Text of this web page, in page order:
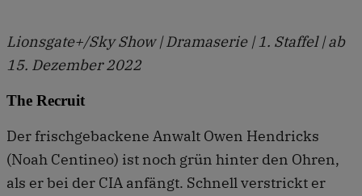
Lionsgate+/Sky Show | Dramaserie | 1. Staffel | ab
15. Dezember 2022
The Recruit
Der frischgebackene Anwalt Owen Hendricks
(Noah Centineo) ist noch grün hinter den Ohren,
als er bei der CIA anfängt. Schnell verstrickt er